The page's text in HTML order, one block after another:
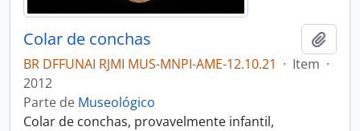
Colar de conchas
BR DFFUNAI RJMI MUS-MNPI-AME-12.10.21 · Item ·
2012
Parte de Museológico
Colar de conchas, provavelmente infantil,